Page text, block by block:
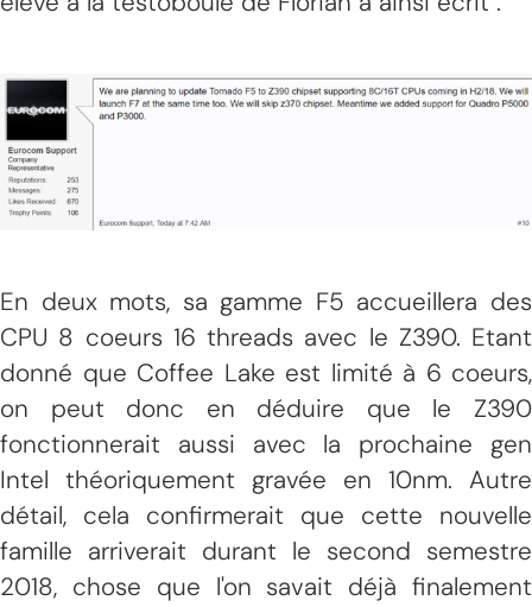
En deux mots, sa gamme F5 accueillera des
CPU 8 coeurs 16 threads avec le Z390. Etant
donné que Coffee Lake est limité à 6 coeurs,
on peut donc en déduire que le Z390
fonctionnerait aussi avec la prochaine gen
Intel théoriquement gravée en 10nm. Autre
détail, cela confirmerait que cette nouvelle
famille arriverait durant le second semestre
2018, chose que l'on savait déjà finalement